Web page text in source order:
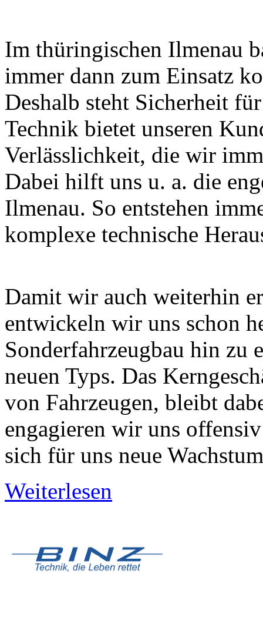
Im thüringischen Ilmenau
immer dann zum Einsatz
Deshalb steht Sicherheit
Technik bietet unseren
Verlässlichkeit, die wir
Dabei hilft uns u. a. die
Ilmenau. So entstehen
komplexe technische
Damit wir auch weiterhin
entwickeln wir uns schon
Sonderfahrzeugbau hin zu
neuen Typs. Das
von Fahrzeugen, bleibt
engagieren wir uns
sich für uns neue
Weiterlesen